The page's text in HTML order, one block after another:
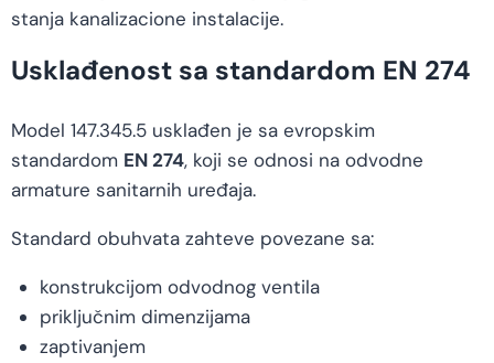
stanja kanalizacione instalacije.
Usklađenost sa standardom EN 274
Model 147.345.5 usklađen je sa evropskim
standardom EN 274, koji se odnosi na odvodne
armature sanitarnih uređaja.
Standard obuhvata zahteve povezane sa:
konstrukcijom odvodnog ventila
priključnim dimenzijama
zaptivanjem